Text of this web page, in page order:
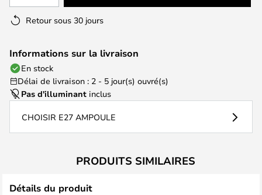
Retour sous 30 jours
Informations sur la livraison
En stock
Délai de livraison : 2 - 5 jour(s) ouvré(s)
Pas d'illuminant inclus
CHOISIR E27 AMPOULE
PRODUITS SIMILAIRES
Détails du produit